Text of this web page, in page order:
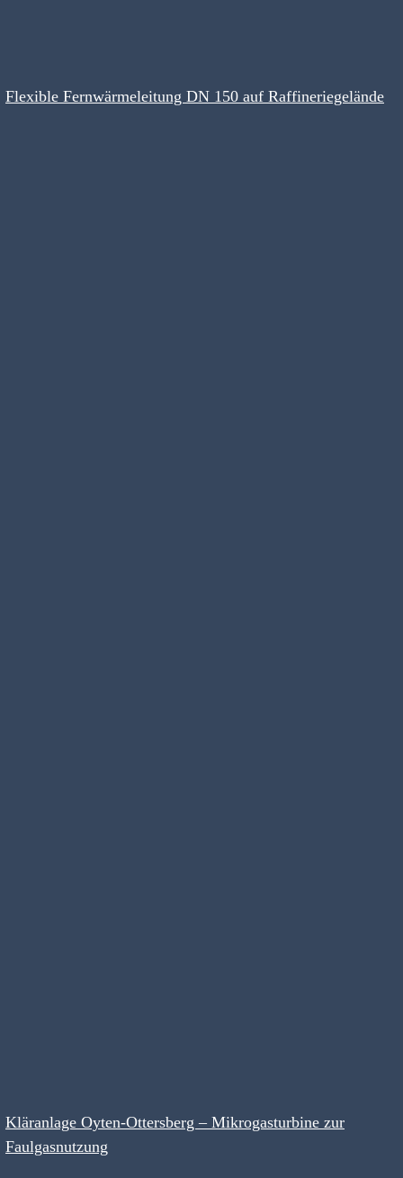
Flexible Fernwärmeleitung DN 150 auf Raffineriegelände
Kläranlage Oyten-Ottersberg – Mikrogasturbine zur
Faulgasnutzung